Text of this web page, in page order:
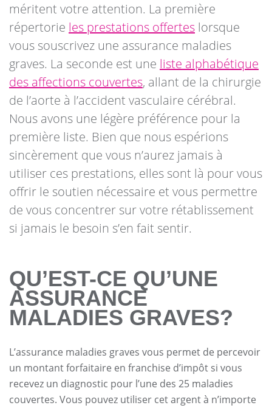
méritent votre attention. La première
répertorie les prestations offertes lorsque
vous souscrivez une assurance maladies
graves. La seconde est une liste alphabétique
des affections couvertes, allant de la chirurgie
de l’aorte à l’accident vasculaire cérébral.
Nous avons une légère préférence pour la
première liste. Bien que nous espérions
sincèrement que vous n’aurez jamais à
utiliser ces prestations, elles sont là pour vous
offrir le soutien nécessaire et vous permettre
de vous concentrer sur votre rétablissement
si jamais le besoin s’en fait sentir.
QU’EST-CE QU’UNE
ASSURANCE
MALADIES GRAVES?
L’assurance maladies graves vous permet de percevoir
un montant forfaitaire en franchise d’impôt si vous
recevez un diagnostic pour l’une des 25 maladies
couvertes. Vous pouvez utiliser cet argent à n’importe